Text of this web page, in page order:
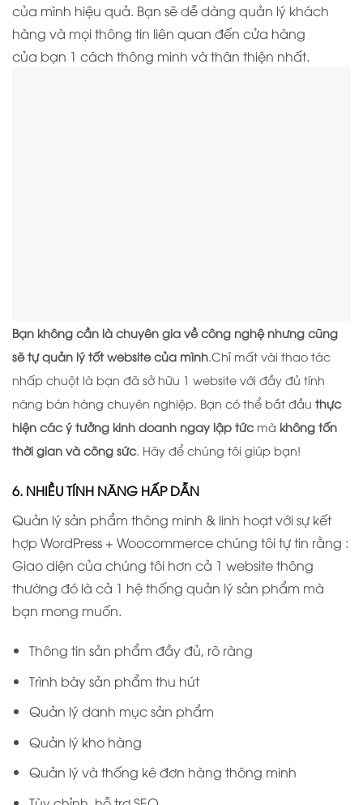
của mình hiệu quả. Bạn sẽ dễ dàng quản lý khách
hàng và mọi thông tin liên quan đến cửa hàng
của bạn 1 cách thông minh và thân thiện nhất.
Bạn không cần là chuyên gia về công nghệ nhưng cũng
sẽ tự quản lý tốt website của mình.Chỉ mất vài thao tác
nhấp chuột là bạn đã sở hữu 1 website với đầy đủ tính
năng bán hàng chuyên nghiệp. Bạn có thể bắt đầu thực
hiện các ý tưởng kinh doanh ngay lập tứcmà không tốn
thời gian và công sức. Hãy để chúng tôi giúp bạn!
6. NHIỀU TÍNH NĂNG HẤP DẪN
Quản lý sản phẩm thông minh & linh hoạt với sự kết
hợp WordPress + Woocommerce chúng tôi tự tin rằng :
Giao diện của chúng tôi hơn cả 1 website thông
thường đó là cả 1 hệ thống quản lý sản phẩm mà
bạn mong muốn.
Thông tin sản phẩm đầy đủ, rõ ràng
Trình bày sản phẩm thu hút
Quản lý danh mục sản phẩm
Quản lý kho hàng
Quản lý và thống kê đơn hàng thông minh